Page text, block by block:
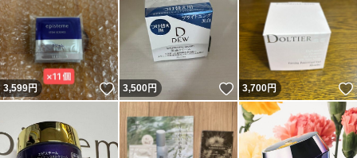
3,599円 いいね！
3,500円 いいね！
3,700円